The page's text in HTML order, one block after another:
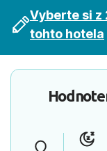
Vyberte si z
tohto hotela